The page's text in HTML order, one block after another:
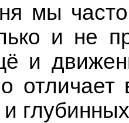
мы
и не
и
отличает
и